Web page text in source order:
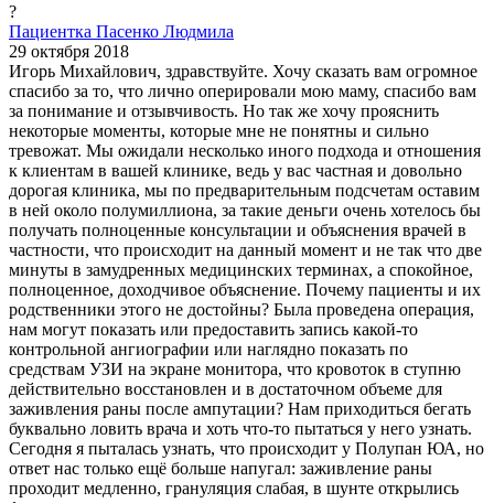
?
Пациентка Пасенко Людмила
29 октября 2018
Игорь Михайлович, здравствуйте. Хочу сказать вам огромное
спасибо за то, что лично оперировали мою маму, спасибо вам
за понимание и отзывчивость. Но так же хочу прояснить
некоторые моменты, которые мне не понятны и сильно
тревожат. Мы ожидали несколько иного подхода и отношения
к клиентам в вашей клинике, ведь у вас частная и довольно
дорогая клиника, мы по предварительным подсчетам оставим
в ней около полумиллиона, за такие деньги очень хотелось бы
получать полноценные консультации и объяснения врачей в
частности, что происходит на данный момент и не так что две
минуты в замудренных медицинских терминах, а спокойное,
полноценное, доходчивое объяснение. Почему пациенты и их
родственники этого не достойны? Была проведена операция,
нам могут показать или предоставить запись какой-то
контрольной ангиографии или наглядно показать по
средствам УЗИ на экране монитора, что кровоток в ступню
действительно восстановлен и в достаточном объеме для
заживления раны после ампутации? Нам приходиться бегать
буквально ловить врача и хоть что-то пытаться у него узнать.
Сегодня я пыталась узнать, что происходит у Полупан ЮА, но
ответ нас только ещё больше напугал: заживление раны
проходит медленно, грануляция слабая, в шунте открылись